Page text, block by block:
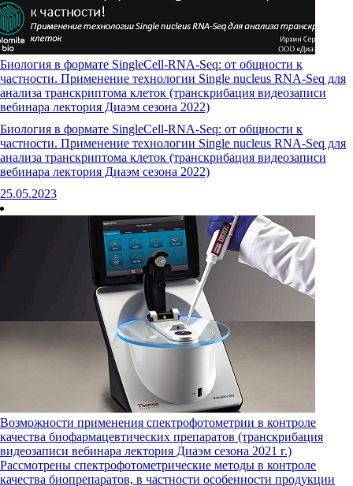
Биология в формате SingleCell-RNA-Seq: от общности к
частности. Применение технологии Single nucleus RNA-Seq для
анализа транскриптома клеток (транскрибация видеозаписи
вебинара лектория Диаэм сезона 2022)
Биология в формате SingleCell-RNA-Seq: от общности к
частности. Применение технологии Single nucleus RNA-Seq для
анализа транскриптома клеток (транскрибация видеозаписи
вебинара лектория Диаэм сезона 2022)
25.05.2023
Возможности применения спектрофотометрии в контроле
качества биофармацевтических препаратов (транскрибация
видеозаписи вебинара лектория Диаэм сезона 2021 г.)
Рассмотрены спектрофотометрические методы в контроле
качества биопрепаратов, в частности особенности продукции